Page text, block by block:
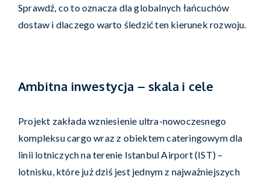
Sprawdź, co to oznacza dla globalnych łańcuchów
dostaw i dlaczego warto śledzić ten kierunek rozwoju.
Ambitna inwestycja – skala i cele
Projekt zakłada wzniesienie ultra-nowoczesnego
kompleksu cargo wraz z obiektem cateringowym dla
linii lotniczych na terenie Istanbul Airport (IST) –
lotnisku, które już dziś jest jednym z najważniejszych